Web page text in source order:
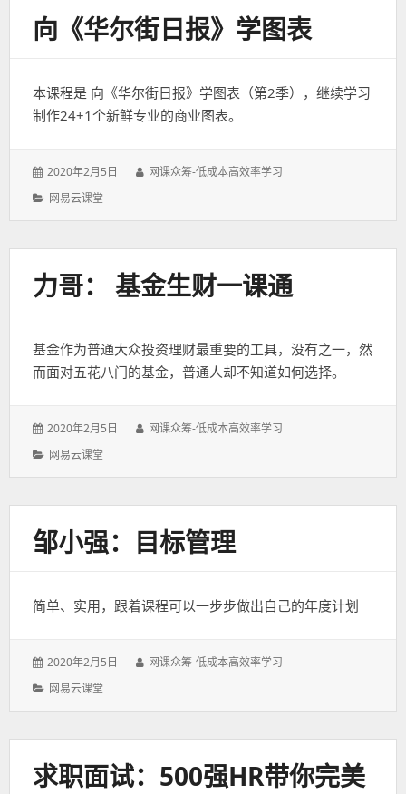
向《华尔街日报》学图表
本课程是 向《华尔街日报》学图表（第2季），继续学习
制作24+1个新鲜专业的商业图表。
发
于：
2020年2月5日
作
网课众筹-低成本高效率学习
分
网易云课堂
力哥： 基金生财一课通
基金作为普通大众投资理财最重要的工具，没有之一，然
而面对五花八门的基金，普通人却不知道如何选择。
发
于：
2020年2月5日
作
网课众筹-低成本高效率学习
分
网易云课堂
邹小强：目标管理
简单、实用，跟着课程可以一步步做出自己的年度计划
发
于：
2020年2月5日
作
网课众筹-低成本高效率学习
分
网易云课堂
求职面试：500强HR带你完美